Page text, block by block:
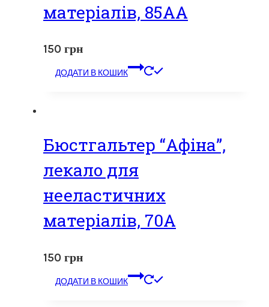
матеріалів, 85АА
150 грн
ДОДАТИ В КОШИК
Бюстгальтер “Афіна”,
лекало для
нееластичних
матеріалів, 70А
150 грн
ДОДАТИ В КОШИК